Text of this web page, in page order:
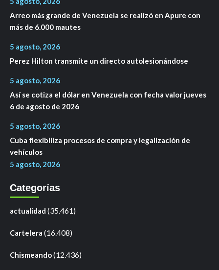
Arreo más grande de Venezuela se realizó en Apure con
más de 6.000 mautes
5 agosto, 2026
Perez Hilton transmite un directo autolesionándose
5 agosto, 2026
Así se cotiza el dólar en Venezuela con fecha valor jueves
6 de agosto de 2026
5 agosto, 2026
Cuba flexibiliza procesos de compra y legalización de
vehículos
5 agosto, 2026
Categorías
actualidad (35.461)
Cartelera (16.408)
Chismeando(12.436)